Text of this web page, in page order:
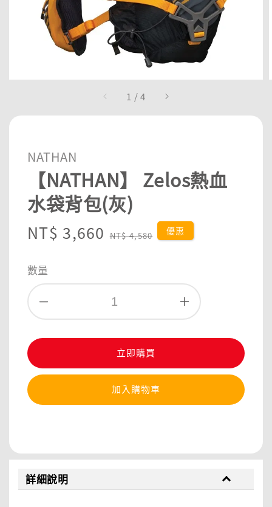
1 /4
NATHAN
【NATHAN】 Zelos熱血
水袋背包(灰)
Sale
NT$ 3,660 Regular
NT$ 4,580 優惠
數量
立即購買
加入購物車
詳細說明